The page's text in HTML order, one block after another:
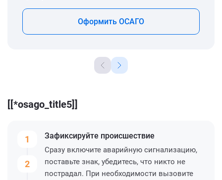
Оформить ОСАГО
[[*osago_title5]]
1
2
Зафиксируйте происшествие
Сразу включите аварийную сигнализацию,
поставьте знак, убедитесь, что никто не
пострадал. При необходимости вызовите